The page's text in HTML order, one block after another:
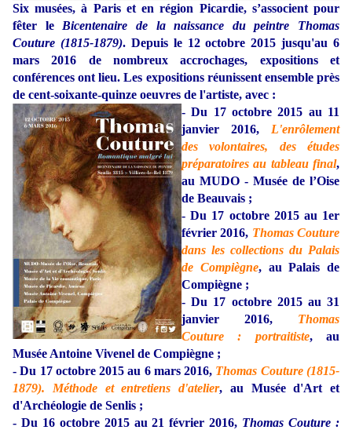
Six musées, à Paris et en région Picardie, s’associent pour
fêter le Bicentenaire de la naissance du peintre Thomas
Couture (1815-1879). Depuis le 12 octobre 2015 jusqu'au 6
mars 2016 de nombreux accrochages, expositions et
conférences ont lieu. Les expositions réunissent ensemble près
de cent-soixante-quinze oeuvres de l'artiste, avec :
- Du 17 octobre 2015 au 11
janvier 2016, L'enrôlement
des volontaires, des études
préparatoires au tableau final,
au MUDO - Musée de l’Oise
de Beauvais ;
-Du 17 octobre 2015 au 1er
février 2016, Thomas Couture
dans les collections du Palais
de Compiègne, au Palais de
Compiègne ;
-Du 17 octobre 2015 au 31
janvier 2016, Thomas
Couture : portraitiste,au
Musée Antoine Vivenel de Compiègne ;
-Du 17 octobre 2015 au 6 mars 2016, Thomas Couture (1815-
1879). Méthode et entretiens d'atelier, au Musée d'Art et
d'Archéologie de Senlis ;
- Du 16 octobre 2015 au 21 février 2016, Thomas Couture :